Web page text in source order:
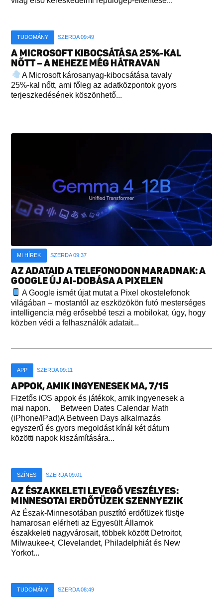
TUDOMÁNY SZERDA 09:49
A MICROSOFT KIBOCSÁTÁSA 25%-KAL
NŐTT – A NEHEZE MÉG HÁTRAVAN
A Microsoft károsanyag-kibocsátása tavaly
25%-kal nőtt, ami főleg az adatközpontok gyors
terjeszkedésének köszönhető...
MI HÍREK SZERDA 09:37
AZ ADATAID A TELEFONODON MARADNAK: A
GOOGLE ÚJ AI-DOBÁSA A PIXELEN
A Google ismét újat mutat a Pixel okostelefonok
világában – mostantól az eszközökön futó mesterséges
intelligencia még erősebbé teszi a mobilokat, úgy, hogy
közben védi a felhasználók adatait...
APP SZERDA 09:11
APPOK, AMIK INGYENESEK MA, 7/15
Fizetős iOS appok és játékok, amik ingyenesek a
mai napon. Between Dates Calendar Math
(iPhone/iPad)A Between Days alkalmazás
egyszerű és gyors megoldást kínál két dátum
közötti napok kiszámítására...
SZÍNES SZERDA 09:01
AZ ÉSZAKKELETI LEVEGŐ VESZÉLYES:
MINNESOTAI ERDŐTÜZEK SZENNYEZIK
Az Észak-Minnesotában pusztító erdőtüzek füstje
hamarosan elérheti az Egyesült Államok
északkeleti nagyvárosait, többek között Detroitot,
Milwaukee-t, Clevelandet, Philadelphiát és New
Yorkot...
TUDOMÁNY SZERDA 08:49